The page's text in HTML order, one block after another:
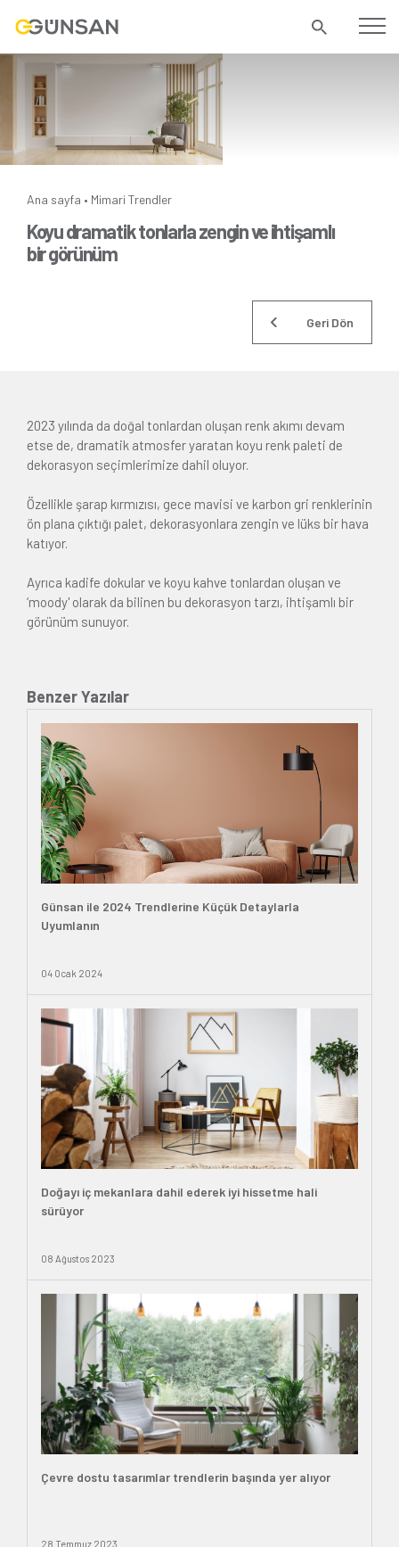
Ana sayfa • Mimari Trendler
Koyu dramatik tonlarla zengin ve ihtişamlı
bir görünüm
Geri Dön
2023 yılında da doğal tonlardan oluşan renk akımı devam
etse de, dramatik atmosfer yaratan koyu renk paleti de
dekorasyon seçimlerimize dahil oluyor.
Özellikle şarap kırmızısı, gece mavisi ve karbon gri renklerinin
ön plana çıktığı palet, dekorasyonlara zengin ve lüks bir hava
katıyor.
Ayrıca kadife dokular ve koyu kahve tonlardan oluşan ve
‘moody' olarak da bilinen bu dekorasyon tarzı, ihtişamlı bir
görünüm sunuyor.
Benzer Yazılar
Günsan ile 2024 Trendlerine Küçük Detaylarla
Uyumlanın
04 Ocak 2024
Doğayı iç mekanlara dahil ederek iyi hissetme hali
sürüyor
08 Ağustos 2023
Çevre dostu tasarımlar trendlerin başında yer alıyor
28 Temmuz 2023